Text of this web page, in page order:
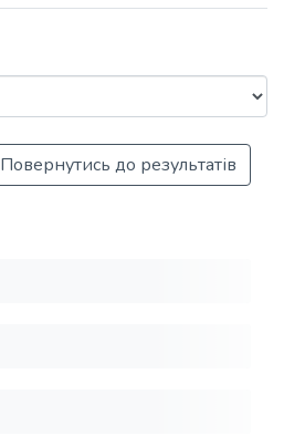
Повернутись до результатів